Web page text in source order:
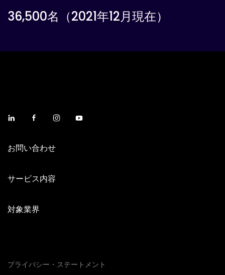
36,500名（2021年12月現在）
お問い合わせ
サービス内容
対象業界
プライバシー・ステートメント